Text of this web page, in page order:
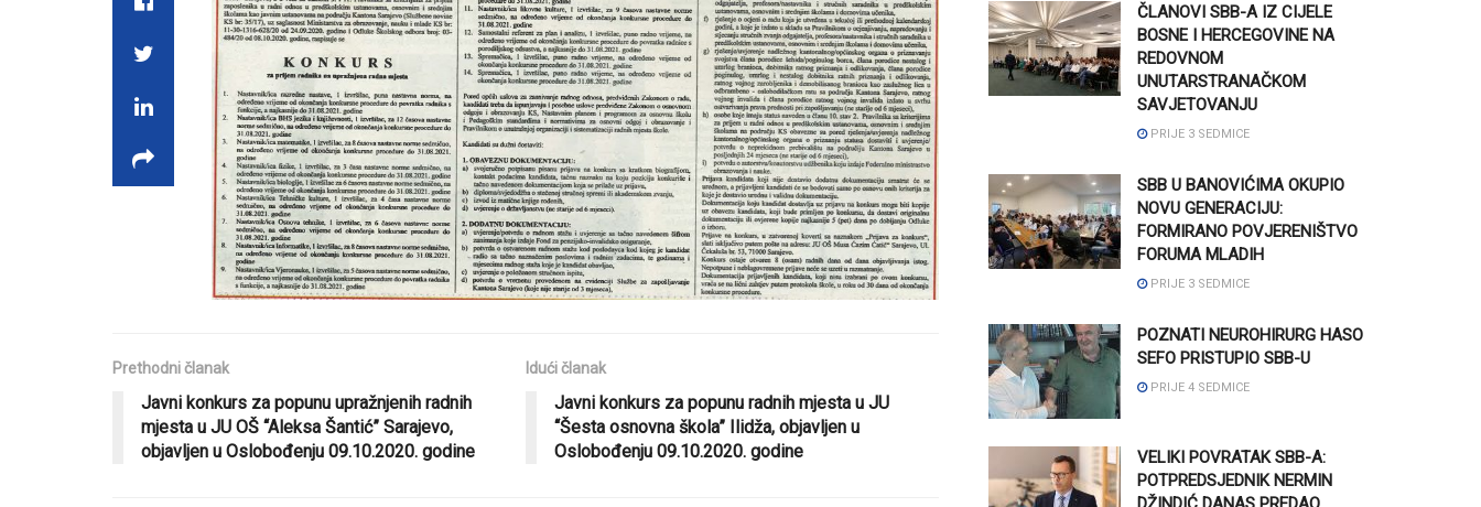
Prethodni članak
Javni konkurs za popunu upražnjenih radnih
mjesta u JU OŠ “Aleksa Šantić” Sarajevo,
objavljen u Oslobođenju 09.10.2020. godine
Idući članak
Javni konkurs za popunu radnih mjesta u JU
“Šesta osnovna škola” Ilidža, objavljen u
Oslobođenju 09.10.2020. godine
ČLANOVI SBB-A IZ CIJELE
BOSNE I HERCEGOVINE NA
REDOVNOM
UNUTARSTRANAČKOM
SAVJETOVANJU
PRIJE 3 SEDMICE
SBB U BANOVIĆIMA OKUPIO
NOVU GENERACIJU:
FORMIRANO POVJERENIŠTVO
FORUMA MLADIH
PRIJE 3 SEDMICE
POZNATI NEUROHIRURG HASO
SEFO PRISTUPIO SBB-U
PRIJE 4 SEDMICE
VELIKI POVRATAK SBB-A:
POTPREDSJEDNIK NERMIN